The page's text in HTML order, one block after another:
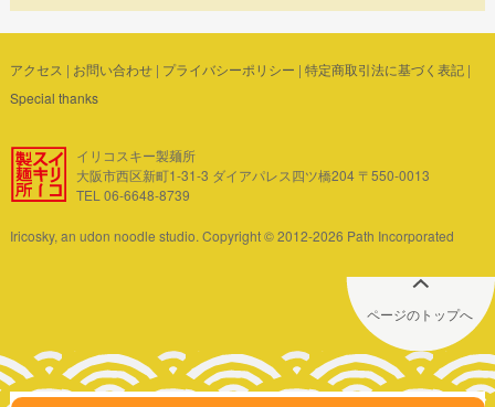
アクセス | お問い合わせ| プライバシーポリシー | 特定商取引法に基づく表記|
Special thanks
イリコスキー製麺所
大阪市西区新町1-31-3 ダイアパレス四ツ橋204 〒550-0013
TEL 06-6648-8739
Iricosky, an udon noodle studio. Copyright © 2012-2026 Path Incorporated
ページのトップへ